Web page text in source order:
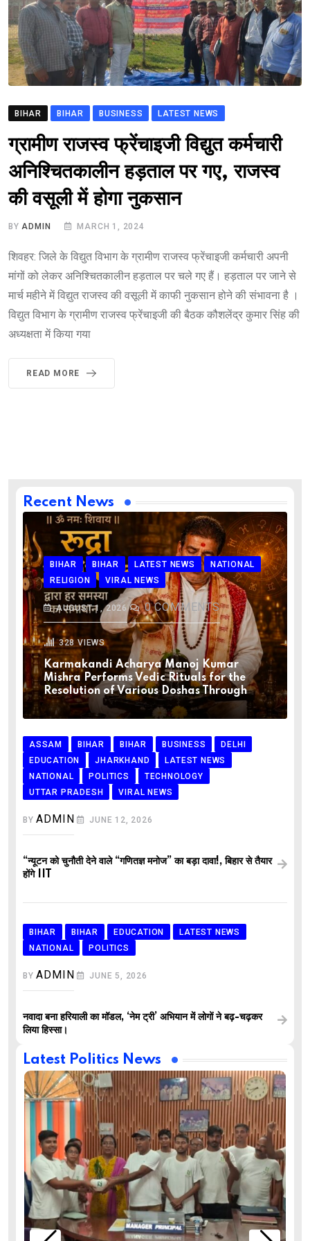
BIHAR BIHAR BUSINESS LATEST NEWS
ग्रामीण राजस्व फ्रेंचाइजी विद्युत कर्मचारी
अनिश्चितकालीन हड़ताल पर गए, राजस्व
की वसूली में होगा नुकसान
BYADMIN MARCH 1, 2024
शिवहर: जिले के विद्युत विभाग के ग्रामीण राजस्व फ्रेंचाइजी कर्मचारी अपनी
मांगों को लेकर अनिश्चितकालीन हड़ताल पर चले गए हैं। हड़ताल पर जाने से
मार्च महीने में विद्युत राजस्व की वसूली में काफी नुकसान होने की संभावना है ।
विद्युत विभाग के ग्रामीण राजस्व फ्रेंचाइजी की बैठक कौशलेंद्र कुमार सिंह की
अध्यक्षता में किया गया
READ MORE
Recent News
BIHAR BIHAR LATEST NEWS
NATIONAL
RELIGION
VIRAL NEWS
AUGUST 1, 2026 0COMMENTS
328 VIEWS
Karmakandi Acharya Manoj Kumar
Mishra Performs Vedic Rituals for the
Resolution of Various Doshas Through
ASSAM BIHAR BIHAR BUSINESS
DELHI
EDUCATION
JHARKHAND
LATEST NEWS
NATIONAL
POLITICS
TECHNOLOGY
UTTAR PRADESH
VIRAL NEWS
BYADMIN JUNE 12, 2026
“न्यूटन को चुनौती देने वाले “गणितज्ञ मनोज” का बड़ा दावा!, बिहार से तैयार
होंगे IIT
BIHAR BIHAR EDUCATION
LATEST NEWS
NATIONAL
POLITICS
BYADMIN JUNE 5, 2026
नवादा बना हरियाली का मॉडल, ‘नेम ट्री’ अभियान में लोगों ने बढ़-चढ़कर
लिया हिस्सा।
Latest Politics News